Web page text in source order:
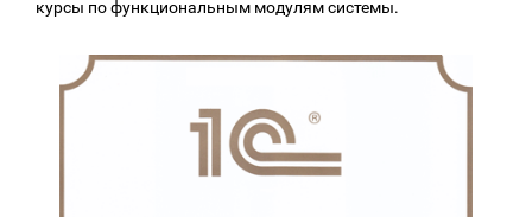
курсы по функциональным модулям системы.